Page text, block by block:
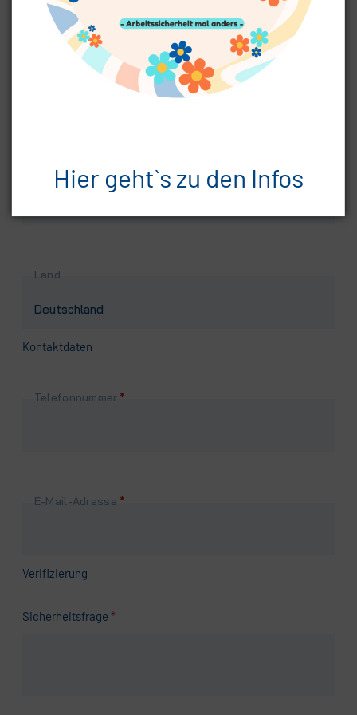
Pflichtfeld
Postleitzahl *
Pflichtfeld
*
Land
Kontaktdaten
Pflichtfeld
Telefonnummer *
Pflichtfeld
E-Mail-Adresse *
Verifizierung
Pflichtfeld
Sicherheitsfrage *
Hier geht`s zu den Infos